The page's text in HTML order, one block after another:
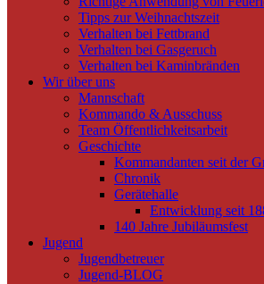
Tipps zur Weihnachtszeit
Verhalten bei Fettbrand
Verhalten bei Gasgeruch
Verhalten bei Kaminbränden
Wir über uns
Mannschaft
Kommando & Ausschuss
Team Öffentlichkeitsarbeit
Geschichte
Kommandanten seit der
Chronik
Gerätehalle
Entwicklung seit
140 Jahre Jubiläumsfest
Jugend
Jugendbetreuer
Jugend-BLOG